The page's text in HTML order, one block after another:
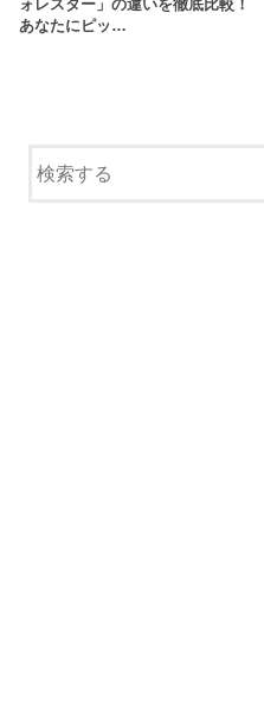
ォレスター」の違いを徹底比較！
あなたにピッ…